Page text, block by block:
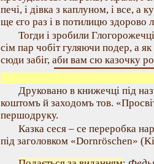
печі, і дівка з каплуном, і все, а
ще єго раз і в потилицю здорово
Тогди і зробили
сім пар чобіт гуляючи подер, а як
сюди забіг, аби вам сю казочку
Друковано в книжечці під
коштомъ й заходомъ тов.
першодруку.
Казка сеся – се переробка
під заголовком «Dornröschen»